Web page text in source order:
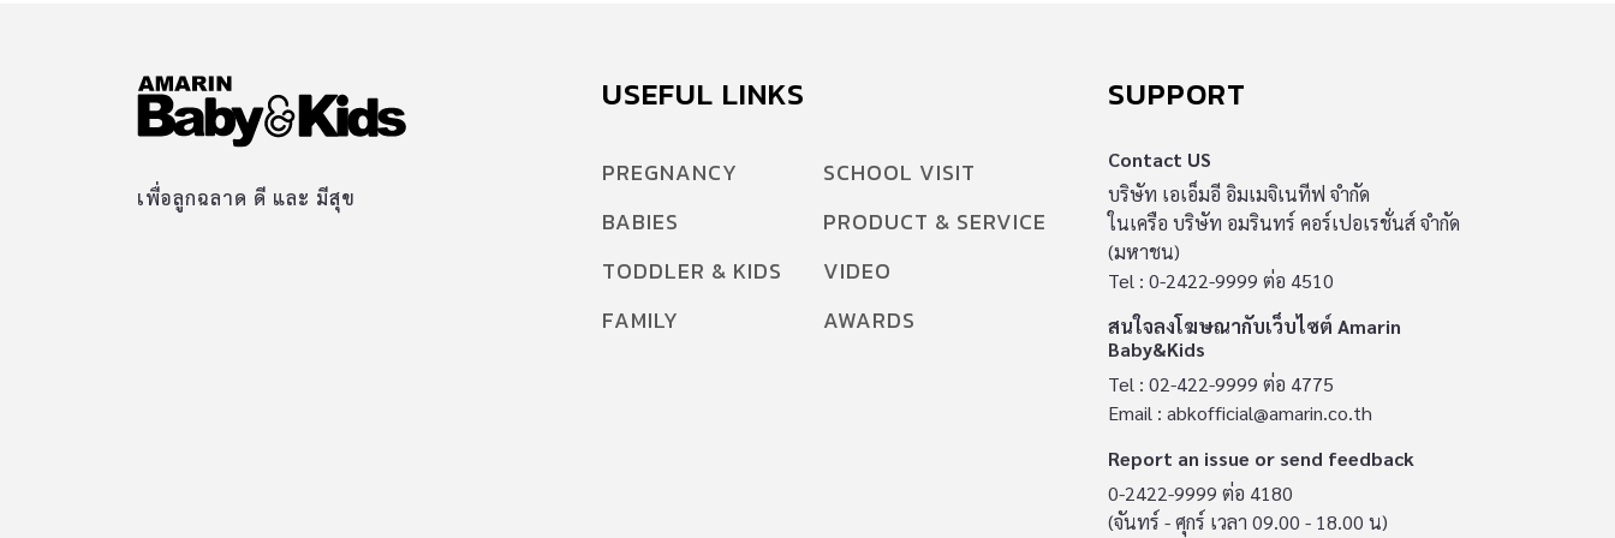
เพื่อลูกฉลาด ดี และ มีสุข
USEFUL LINKS
PREGNANCY
BABIES
TODDLER & KIDS
FAMILY
SCHOOL VISIT
PRODUCT & SERVICE
VIDEO
AWARDS
SUPPORT
Contact US
บริษัท เอเอ็มอี อิมเมจิเนทีฟ จำกัด
ในเครือ บริษัท อมรินทร์ คอร์เปอเรชั่นส์ จำกัด
(มหาชน)
Tel : 0-2422-9999 ต่อ 4510
สนใจลงโฆษณากับเว็บไซต์ Amarin
Baby&Kids
Tel : 02-422-9999 ต่อ 4775
Email : abkofficial@amarin.co.th
Report an issue or send feedback
0-2422-9999 ต่อ 4180
(จันทร์ - ศุกร์ เวลา 09.00 - 18.00 น)